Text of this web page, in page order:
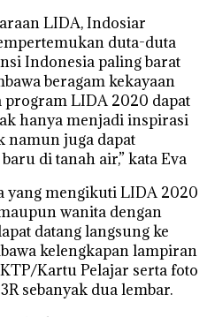
LIDA, Indosiar
duta-duta
Indonesia paling barat
beragam kekayaan
program LIDA 2020 dapat
hanya menjadi inspirasi
namun juga dapat
di tanah air,” kata Eva
yang mengikuti LIDA 2020
wanita dengan
datang langsung ke
kelengkapan lampiran
Kartu Pelajar serta foto
sebanyak dua lembar.